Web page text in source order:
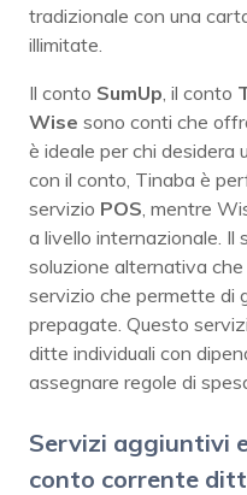
tradizionale con una
illimitate.
Il conto SumUp , il conto
Wise sono conti che
è ideale per chi desidera
con il conto, Tinaba è
servizio POS , mentre
a livello internazionale. Il
soluzione alternativa
servizio che permette di
prepagate. Questo
ditte individuali con
assegnare regole di
Servizi aggiuntivi
conto corrente